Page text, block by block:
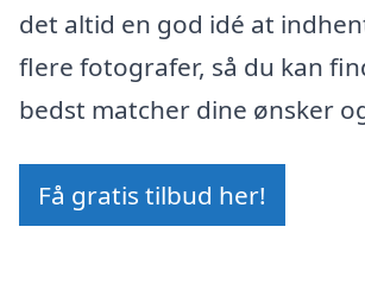
det altid en god idé at
flere fotografer, så du kan
bedst matcher dine ønsker
Få gratis tilbud her!